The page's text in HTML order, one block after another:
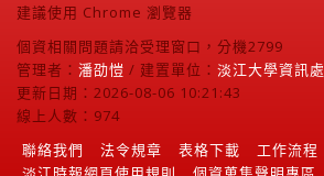
建議使用 Chrome 瀏覽器
個資相關問題請洽受理窗口，分機2799
管理者： 潘劭愷 / 建置單位： 淡江大學資訊處
更新日期：2026-08-06 10:21:43
線上人數：974
聯絡我們
法令規章 表格下載
工作流程